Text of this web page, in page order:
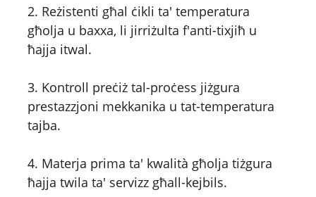
2. Reżistenti għal ċikli ta' temperatura
għolja u baxxa, li jirriżulta f'anti-tixjiħ u
ħajja itwal.
3. Kontroll preċiż tal-proċess jiżgura
prestazzjoni mekkanika u tat-temperatura
tajba.
4. Materja prima ta' kwalità għolja tiżgura
ħajja twila ta' servizz għall-kejbils.